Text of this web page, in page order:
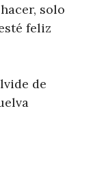
solo
feliz
de